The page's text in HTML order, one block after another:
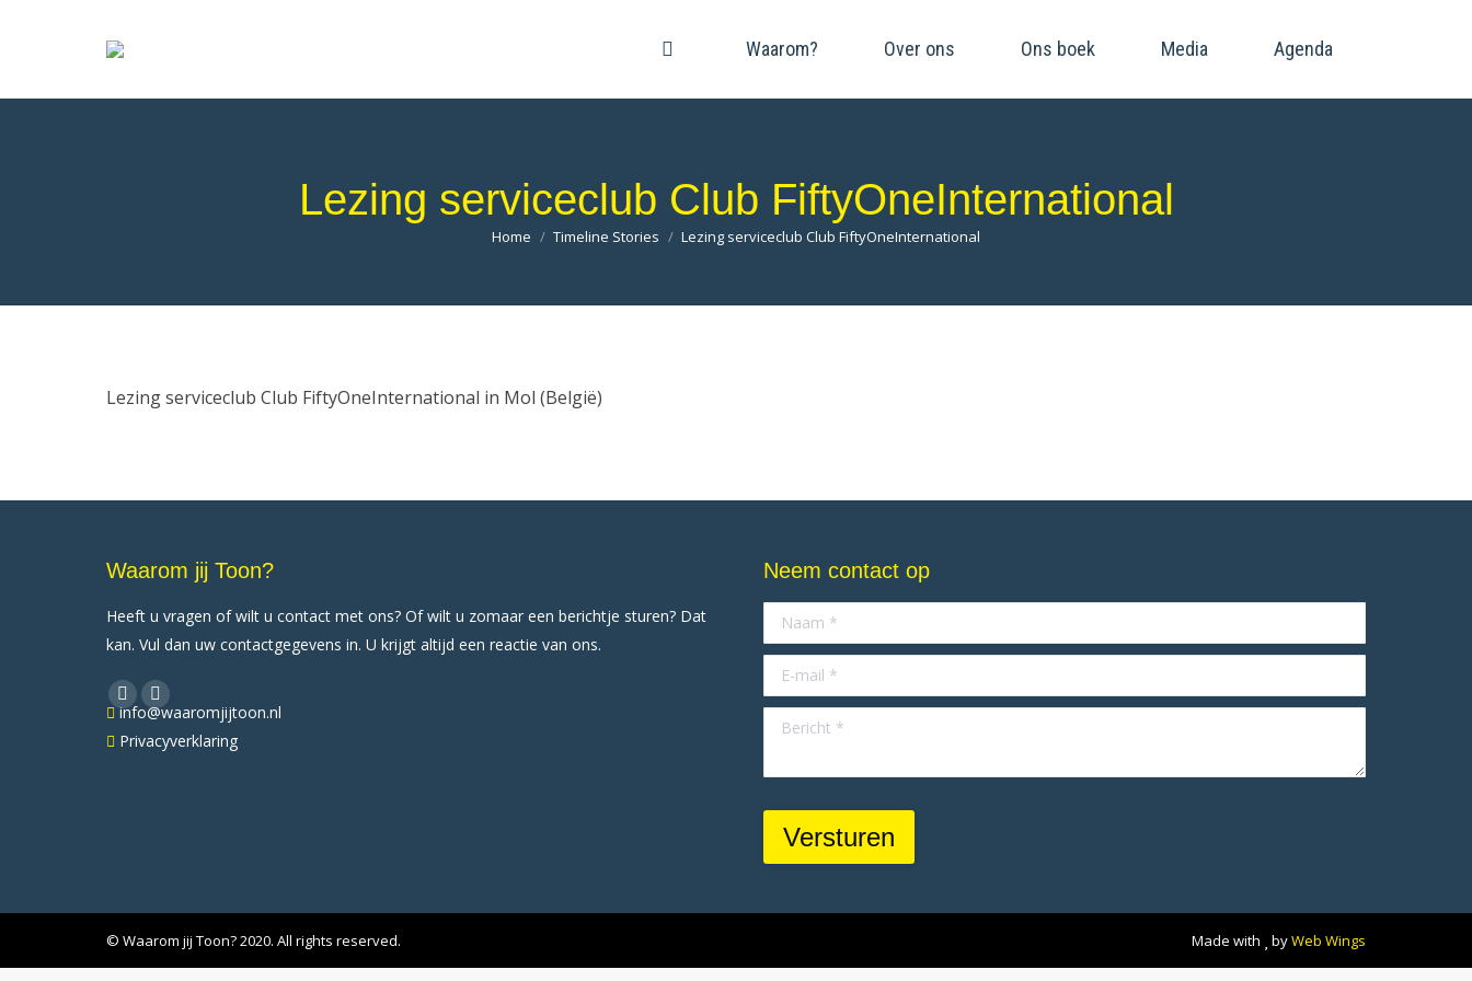
Waarom? Over ons Ons boek Media Agenda
Lezing serviceclub Club FiftyOneInternational
Je bent hier:
Home Timeline Stories Lezing serviceclub Club FiftyOneInternational
Lezing serviceclub Club FiftyOneInternational in Mol (België)
Waarom jij Toon?
Heeft u vragen of wilt u contact met ons? Of wilt u zomaar een berichtje sturen? Dat
kan. Vul dan uw contactgegevens in. U krijgt altijd een reactie van ons.
info@waaromjijtoon.nl
Privacyverklaring
Neem contact op
Naam *
E-mail *
Bericht *
Versturen
Vind ons op:
X
page
YouTube
page
© Waarom jij Toon? 2020. All rights reserved. Made with byWeb Wings